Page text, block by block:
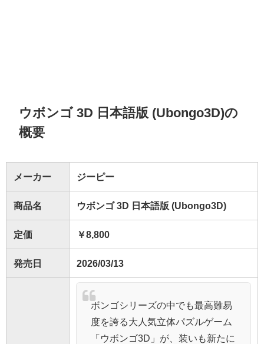
ウボンゴ 3D 日本語版 (Ubongo3D)の
概要
メーカー ジーピー
商品名 ウボンゴ 3D 日本語版 (Ubongo3D)
定価 ￥8,800
発売日 2026/03/13
ボンゴシリーズの中でも最高難易
度を誇る大人気立体パズルゲーム
「ウボンゴ3D」が、装いも新たに